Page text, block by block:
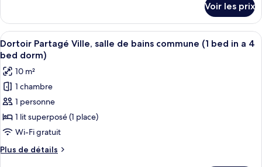
Ville,
salle
de
bains
commune
(1
bed
in
a
6
bed
le
type
de
chambre
Partagé
Ville,
salle
de
bains
(1
bed
in
Voir les prix
Afficher
toutes
les
photos
pour
ce
type
de
chambre :
Dortoir
Un lit superposé avec un matelas
7
Dortoir Partagé Ville, salle de bains commune (1 bed in a 4
bed dorm)
10 m²
1 chambre
1 personne
1 lit superposé (1 place)
Wi-Fi gratuit
Plus de détails
Plus